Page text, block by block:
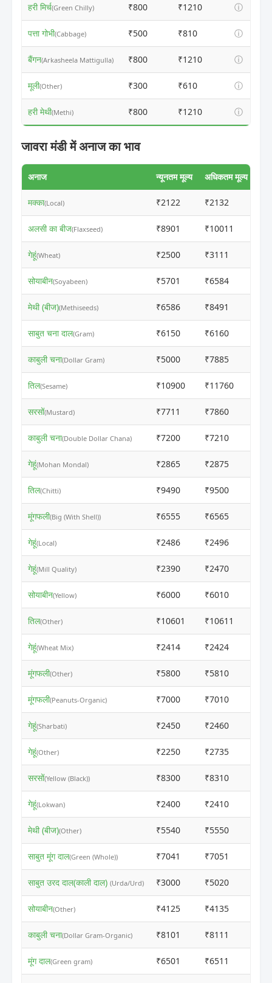
हरी मिर्च(Green Chilly) ₹800 ₹1210 ⓘ
पत्ता गोभी(Cabbage) ₹500 ₹810 ⓘ
बैंगन(Arkasheela Mattigulla) ₹800 ₹1210 ⓘ
मूली(Other) ₹300 ₹610 ⓘ
हरी मेथी(Methi) ₹800 ₹1210 ⓘ
जावरा मंडी में अनाज का भाव
अनाज न्यूनतम मूल्य अधिकतम मूल्य
मक्का(Local) ₹2122 ₹2132
अलसी का बीज(Flaxseed) ₹8901 ₹10011
गेहूं(Wheat) ₹2500 ₹3111
सोयाबीन(Soyabeen) ₹5701 ₹6584
मेथी (बीज)(Methiseeds) ₹6586 ₹8491
साबुत चना दाल(Gram) ₹6150 ₹6160
काबुली चना(Dollar Gram) ₹5000 ₹7885
तिल(Sesame) ₹10900 ₹11760
सरसों(Mustard) ₹7711 ₹7860
काबुली चना(Double Dollar Chana) ₹7200 ₹7210
गेहूं(Mohan Mondal) ₹2865 ₹2875
तिल(Chitti) ₹9490 ₹9500
मूंगफली(Big (With Shell)) ₹6555 ₹6565
गेहूं(Local) ₹2486 ₹2496
गेहूं(Mill Quality) ₹2390 ₹2470
सोयाबीन(Yellow) ₹6000 ₹6010
तिल(Other) ₹10601 ₹10611
गेहूं(Wheat Mix) ₹2414 ₹2424
मूंगफली(Other) ₹5800 ₹5810
मूंगफली(Peanuts-Organic) ₹7000 ₹7010
गेहूं(Sharbati) ₹2450 ₹2460
गेहूं(Other) ₹2250 ₹2735
सरसों(Yellow (Black)) ₹8300 ₹8310
गेहूं(Lokwan) ₹2400 ₹2410
मेथी (बीज)(Other) ₹5540 ₹5550
साबुत मूंग दाल(Green (Whole)) ₹7041 ₹7051
साबुत उरद दाल(काली दाल) (Urda/Urd) ₹3000 ₹5020
सोयाबीन(Other) ₹4125 ₹4135
काबुली चना(Dollar Gram-Organic) ₹8101 ₹8111
मूंग दाल(Green gram) ₹6501 ₹6511